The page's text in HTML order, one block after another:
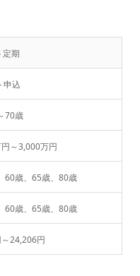
定期
申込
70歳
～3,000万円
60歳、65歳、80歳
60歳、65歳、80歳
24,206円